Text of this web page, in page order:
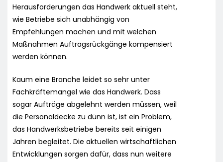
Herausforderungen das Handwerk aktuell steht,
wie Betriebe sich unabhängig von
Empfehlungen machen und mit welchen
Maßnahmen Auftragsrückgänge kompensiert
werden können.
Kaum eine Branche leidet so sehr unter
Fachkräftemangel wie das Handwerk. Dass
sogar Aufträge abgelehnt werden müssen, weil
die Personaldecke zu dünn ist, ist ein Problem,
das Handwerksbetriebe bereits seit einigen
Jahren begleitet. Die aktuellen wirtschaftlichen
Entwicklungen sorgen dafür, dass nun weitere